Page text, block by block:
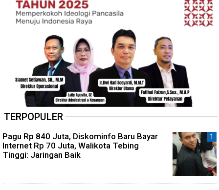
TERPOPULER
Pagu Rp 840 Juta, Diskominfo Baru Bayar
Internet Rp 70 Juta, Walikota Tebing
Tinggi: Jaringan Baik